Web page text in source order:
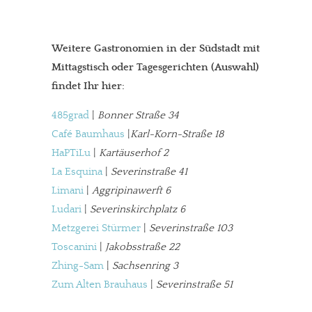
Dir gefällt unsere Arbeit?
meinesuedstadt.de finanziert sich durch Partnerprofile und
Werbung. Beide Einnahmequellen sind in den letzten Monaten
stark zurückgegangen.
Solltest Du unsere unabhängige Berichterstattung schätzen,
Weitere Gastronomien in der Südstadt mit
Mittagstisch oder Tagesgerichten (Auswahl)
findet Ihr hier:
485grad
Bonner Straße 34
Café Baumhaus Karl-Korn-Straße 18
HaPTiLu
Kartäuserhof 2
La Esquina| Severinstraße 41
Limani
Aggripinawerft 6
Ludari
Severinskirchplatz 6
Metzgerei Stürmer
Severinstraße 103
Toscanini
Jakobsstraße 22
Zhing-Sam
Sachsenring 3
Zum Alten Brauhaus
Severinstraße 51